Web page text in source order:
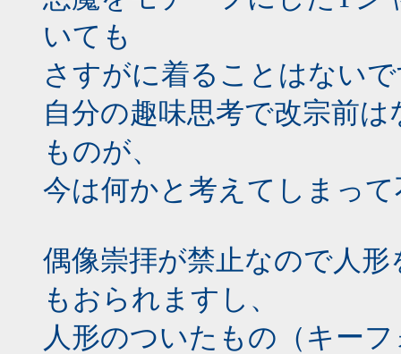
いても
さすがに着ることはない
自分の趣味思考で改宗前
ものが、
今は何かと考えてしまっ
偶像崇拝が禁止なので人
もおられますし、
人形のついたもの（キー